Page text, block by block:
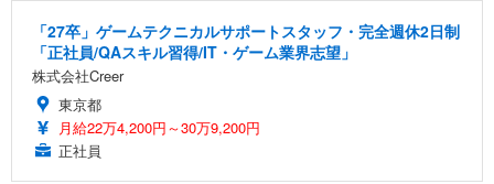
「27卒」ゲームテクニカルサポートスタッフ・完全週休2日制
「正社員/QAスキル習得/IT・ゲーム業界志望」
株式会社Creer
東京都
月給22万4,200円～30万9,200円
正社員